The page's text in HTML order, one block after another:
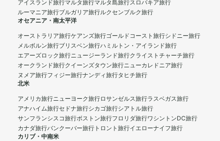
アイスランド旅行マルタ旅行マルタ島旅行スロバキア旅行
ルーマニア旅行ブルガリア旅行ルクセンブルク旅行
オセアニア・南太平洋
オーストラリア旅行ケアンズ旅行ゴールドコースト旅行シドニー旅行
メルボルン旅行ブリスベン旅行ハミルトン・アイランド旅行
エアーズロック旅行ニュージーランド旅行クライストチャーチ旅行
オークランド旅行クイーンズタウン旅行ニューカレドニア旅行
ヌメア旅行フィジー旅行ナンディ旅行タヒチ旅行
北米
アメリカ旅行ニューヨーク旅行ロサンゼルス旅行ラスベガス旅行
アナハイム旅行セドナ旅行シカゴ旅行シアトル旅行
サンフランシスコ旅行ボストン旅行フロリダ旅行ワシントンDC旅行
カナダ旅行バンクーバー旅行 トロント旅行イエローナイフ旅行
カリブ・中南米